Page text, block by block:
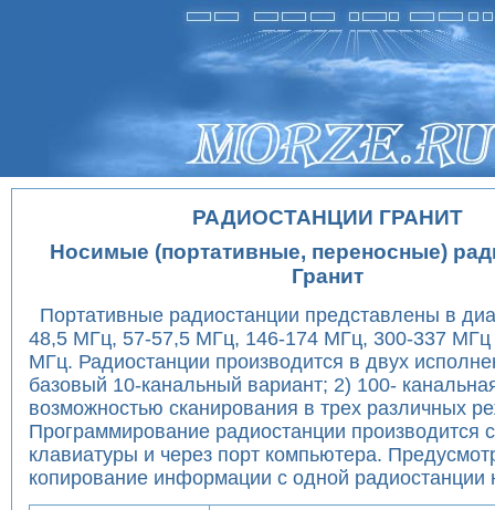
РАДИОСТАНЦИИ ГРАНИТ
Носимые (портативные, переносные)
Гранит
Портативные радиостанции представлены в
48,5 МГц, 57-57,5 МГц, 146-174 МГц, 300-337 МГц
МГц. Радиостанции производится в двух
базовый 10-канальный вариант; 2) 100-
возможностью сканирования в трех различных
Программирование радиостанции производится
клавиатуры и через порт компьютера.
копирование информации с одной радиостанции